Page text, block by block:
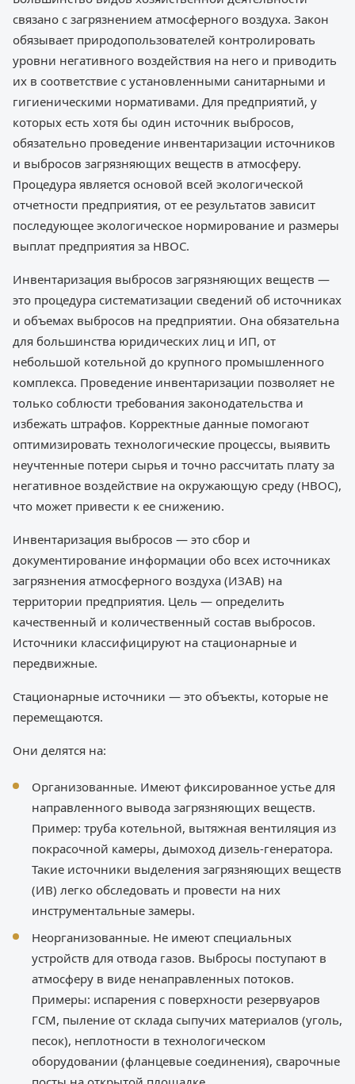
связано с загрязнением атмосферного воздуха. Закон
обязывает природопользователей контролировать
уровни негативного воздействия на него и приводить
их в соответствие с установленными санитарными и
гигиеническими нормативами. Для предприятий, у
которых есть хотя бы один источник выбросов,
обязательно проведение инвентаризации источников
и выбросов загрязняющих веществ в атмосферу.
Процедура является основой всей экологической
отчетности предприятия, от ее результатов зависит
последующее экологическое нормирование и размеры
выплат предприятия за НВОС.
Инвентаризация выбросов загрязняющих веществ —
это процедура систематизации сведений об источниках
и объемах выбросов на предприятии. Она обязательна
для большинства юридических лиц и ИП, от
небольшой котельной до крупного промышленного
комплекса. Проведение инвентаризации позволяет не
только соблюсти требования законодательства и
избежать штрафов. Корректные данные помогают
оптимизировать технологические процессы, выявить
неучтенные потери сырья и точно рассчитать плату за
негативное воздействие на окружающую среду (НВОС),
что может привести к ее снижению.
Инвентаризация выбросов — это сбор и
документирование информации обо всех источниках
загрязнения атмосферного воздуха (ИЗАВ) на
территории предприятия. Цель — определить
качественный и количественный состав выбросов.
Источники классифицируют на стационарные и
передвижные.
Стационарные источники — это объекты, которые не
перемещаются.
Они делятся на:
Организованные. Имеют фиксированное устье для
направленного вывода загрязняющих веществ.
Пример: труба котельной, вытяжная вентиляция из
покрасочной камеры, дымоход дизель-генератора.
Такие источники выделения загрязняющих веществ
(ИВ) легко обследовать и провести на них
инструментальные замеры.
Неорганизованные. Не имеют специальных
устройств для отвода газов. Выбросы поступают в
атмосферу в виде ненаправленных потоков.
Примеры: испарения с поверхности резервуаров
ГСМ, пыление от склада сыпучих материалов (уголь,
песок), неплотности в технологическом
оборудовании (фланцевые соединения), сварочные